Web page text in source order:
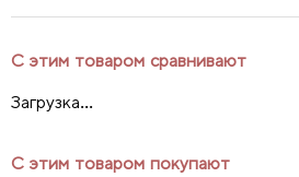
С этим товаром сравнивают
Загрузка...
С этим товаром покупают